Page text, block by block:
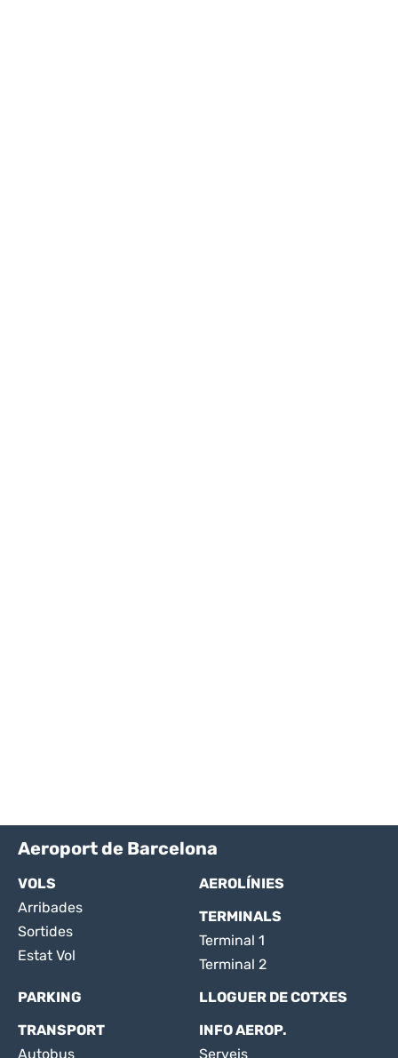
Aeroport de Barcelona
VOLS
Arribades
Sortides
Estat Vol
AEROLÍNIES
TERMINALS
Terminal 1
Terminal 2
PARKING
LLOGUER DE COTXES
TRANSPORT
Autobus
INFO AEROP.
Serveis